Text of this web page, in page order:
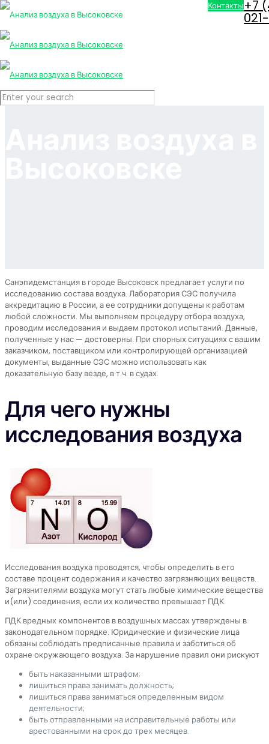
Контакты+7
Санэпидемстанция в городе Высоковск предлагает услуги по
исследованию состава воздуха. Лаборатория СЭС получила
аккредитацию в России, а ее сотрудники допущены к работам
любой сложности. Мы выполняем процедуру отбора воздуха,
проводим исследования и выдаем протокол испытаний. Данные,
полученные у нас — достоверны. При спорных ситуациях с вашим
заказчиком, поставщиком или контролирующей организацией
документы, выданные СЭС можно использовать как
доказательную базу везде, в т.ч. в судах.
Для чего нужны
исследования воздуха
Исследования воздуха проводятся, чтобы определить в его
составе процент содержания и качество загрязняющих веществ.
Загрязнителями воздуха могут стать любые химические вещества
и(или) соединения, если их количество превышает ПДК.
ПДК вредных компонентов в воздушных массах утверждены в
законодательном порядке. Юридические и физические лица
обязаны соблюдать предписанные правила и заботиться об
охране окружающего воздуха. За нарушение правил они рискуют
быть наказанными штрафом;
лишиться права занимать должность;
лишиться права заниматься определенным видом
деятельности;
быть отправленными на исправительные работы или
арестованными на срок до трех месяцев.